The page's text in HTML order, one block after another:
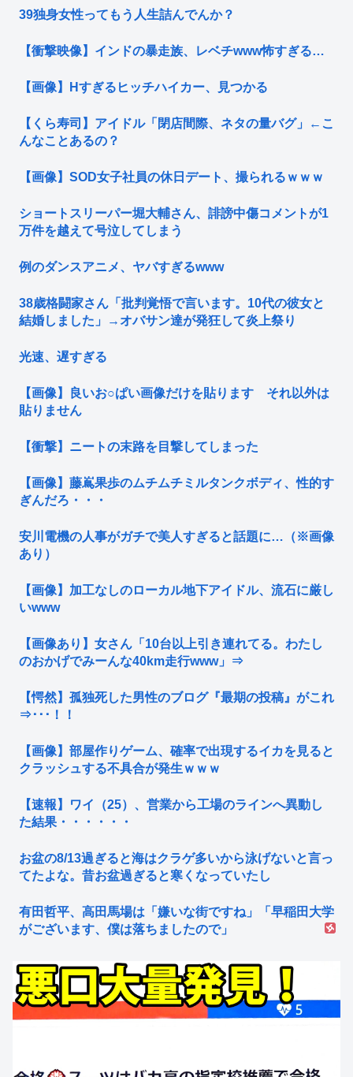
39独身女性ってもう人生詰んでんか？
【衝撃映像】インドの暴走族、レベチwww怖すぎる…
【画像】Hすぎるヒッチハイカー、見つかる
【くら寿司】アイドル「閉店間際、ネタの量バグ」←こ
んなことあるの？
【画像】SOD女子社員の休日デート、撮られるｗｗｗ
ショートスリーパー堀大輔さん、誹謗中傷コメントが1
万件を越えて号泣してしまう
例のダンスアニメ、ヤバすぎるwww
38歳格闘家さん「批判覚悟で言います。10代の彼女と
結婚しました」→オバサン達が発狂して炎上祭り
光速、遅すぎる
【画像】良いお○ぱい画像だけを貼ります それ以外は
貼りません
【衝撃】ニートの末路を目撃してしまった
【画像】藤嶌果歩のムチムチミルタンクボディ、性的す
ぎんだろ・・・
安川電機の人事がガチで美人すぎると話題に…（※画像
あり）
【画像】加工なしのローカル地下アイドル、流石に厳し
いwww
【画像あり】女さん「10台以上引き連れてる。わたし
のおかげでみーんな40km走行www」⇒
【愕然】孤独死した男性のブログ『最期の投稿』がこれ
⇒･･･！！
【画像】部屋作りゲーム、確率で出現するイカを見ると
クラッシュする不具合が発生ｗｗｗ
【速報】ワイ（25）、営業から工場のラインへ異動し
た結果・・・・・・
お盆の8/13過ぎると海はクラゲ多いから泳げないと言っ
てたよな。昔お盆過ぎると寒くなっていたし
有田哲平、高田馬場は「嫌いな街ですね」「早稲田大学
がございます、僕は落ちましたので」